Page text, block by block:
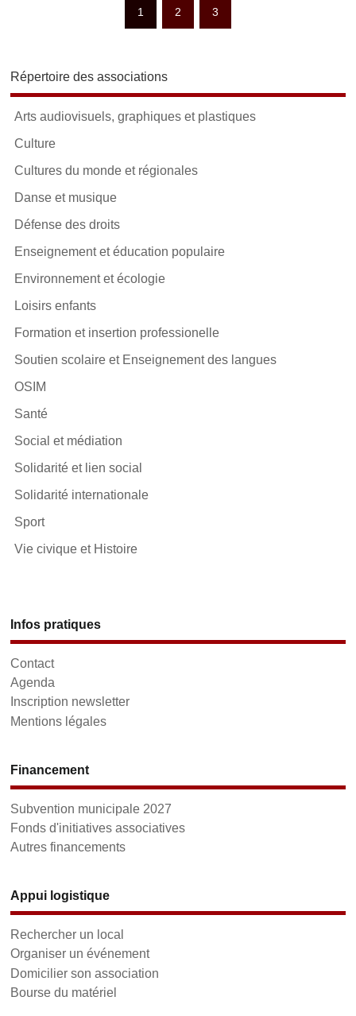
1 2 3
Répertoire des associations
Arts audiovisuels, graphiques et plastiques
Culture
Cultures du monde et régionales
Danse et musique
Défense des droits
Enseignement et éducation populaire
Environnement et écologie
Loisirs enfants
Formation et insertion professionelle
Soutien scolaire et Enseignement des langues
OSIM
Santé
Social et médiation
Solidarité et lien social
Solidarité internationale
Sport
Vie civique et Histoire
Infos pratiques
Contact
Agenda
Inscription newsletter
Mentions légales
Financement
Subvention municipale 2027
Fonds d'initiatives associatives
Autres financements
Appui logistique
Rechercher un local
Organiser un événement
Domicilier son association
Bourse du matériel